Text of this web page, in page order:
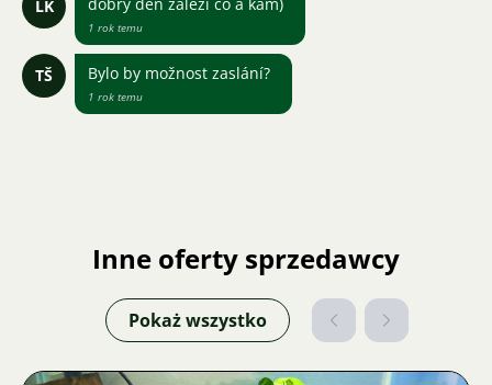
LK
1 rok temu
TŠ Bylo by možnost zaslání?
1 rok temu
Inne oferty sprzedawcy
Pokaż wszystko